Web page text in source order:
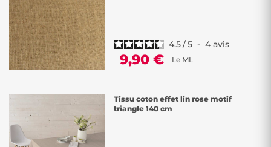
4.5/5 - 4 avis
9,90 € Le ML
Tissu coton effet lin rose motif
triangle 140 cm